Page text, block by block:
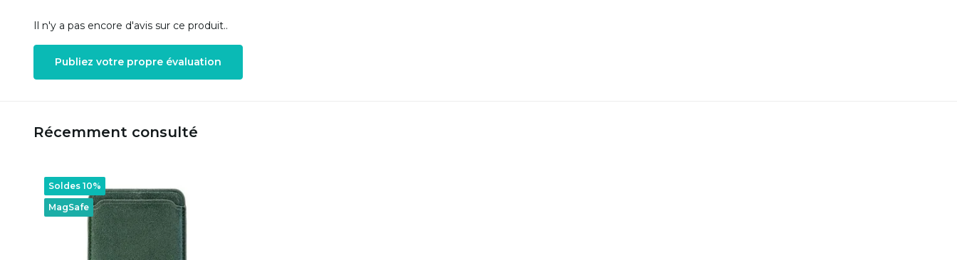
Il n'y a pas encore d'avis sur ce produit..
Publiez votre propre évaluation
Récemment consulté
MagSafe
Soldes 10%